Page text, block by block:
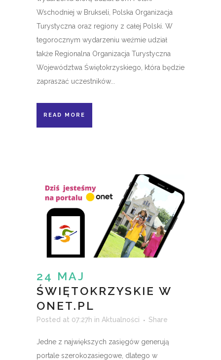
Wschodniej w Brukseli, Polska Organizacja
Turystyczna oraz regiony z całej Polski. W
tegorocznym wydarzeniu weźmie udział
także Regionalna Organizacja Turystyczna
Województwa Świętokrzyskiego, która będzie
zapraszać uczestników...
READ MORE
24 MAJ
ŚWIĘTOKRZYSKIE W
ONET.PL
Posted at 07:27h in Aktualności Share
Jedne z największych zasięgów generują
portale szerokozasiegowe, dlatego w